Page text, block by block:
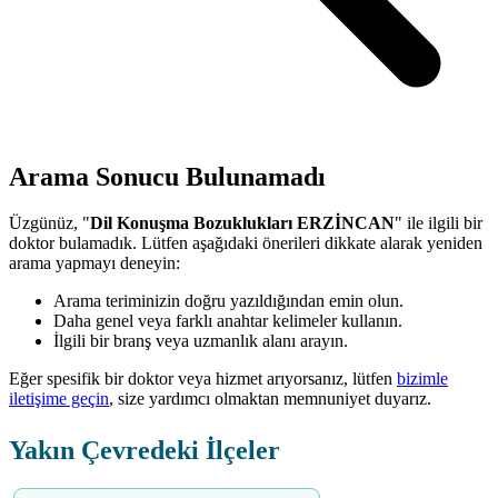
Arama Sonucu Bulunamadı
Üzgünüz, "Dil Konuşma Bozuklukları ERZİNCAN" ile ilgili bir
doktor bulamadık. Lütfen aşağıdaki önerileri dikkate alarak yeniden
arama yapmayı deneyin:
Arama teriminizin doğru yazıldığından emin olun.
Daha genel veya farklı anahtar kelimeler kullanın.
İlgili bir branş veya uzmanlık alanı arayın.
Eğer spesifik bir doktor veya hizmet arıyorsanız, lütfen bizimle
iletişime geçin, size yardımcı olmaktan memnuniyet duyarız.
Yakın Çevredeki İlçeler